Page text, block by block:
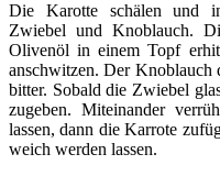
Die Karotte schälen und
Zwiebel und Knoblauch.
Olivenöl in einem Topf
anschwitzen. Der Knoblauch
bitter. Sobald die Zwiebel
zugeben. Miteinander
lassen, dann die Karrote
weich werden lassen.